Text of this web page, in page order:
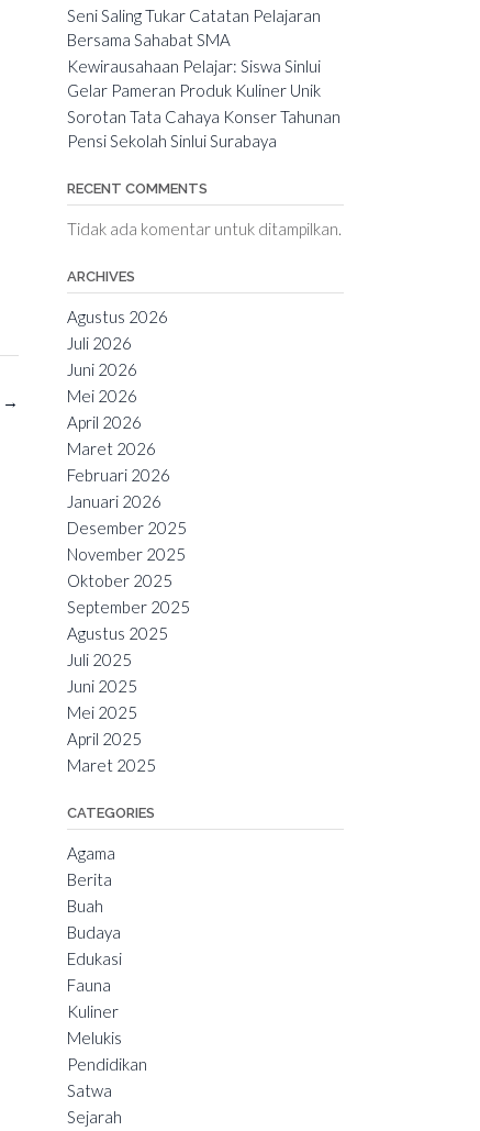
→
Seni Saling Tukar Catatan Pelajaran
Bersama Sahabat SMA
Kewirausahaan Pelajar: Siswa Sinlui
Gelar Pameran Produk Kuliner Unik
Sorotan Tata Cahaya Konser Tahunan
Pensi Sekolah Sinlui Surabaya
RECENT COMMENTS
Tidak ada komentar untuk ditampilkan.
ARCHIVES
Agustus 2026
Juli 2026
Juni 2026
Mei 2026
April 2026
Maret 2026
Februari 2026
Januari 2026
Desember 2025
November 2025
Oktober 2025
September 2025
Agustus 2025
Juli 2025
Juni 2025
Mei 2025
April 2025
Maret 2025
CATEGORIES
Agama
Berita
Buah
Budaya
Edukasi
Fauna
Kuliner
Melukis
Pendidikan
Satwa
Sejarah